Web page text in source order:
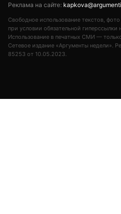
Реклама на сайте:
Свободное использование текстов,
при условии обязательной гиперссылки
Использование в печатных СМИ —
Сетевое издание «Аргументы недели».
85253 от 10.05.2023.